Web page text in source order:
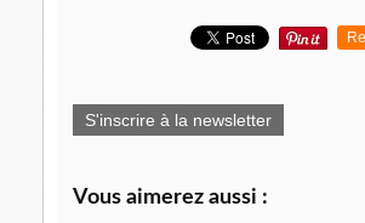
S'inscrire à la newsletter
Vous aimerez aussi :